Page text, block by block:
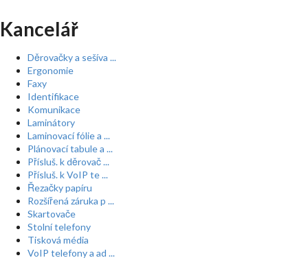
Kancelář
Děrovačky a sešíva ...
Ergonomie
Faxy
Identifikace
Komunikace
Laminátory
Laminovací fólie a ...
Plánovací tabule a ...
Přísluš. k děrovač ...
Přísluš. k VoIP te ...
Řezačky papíru
Rozšířená záruka p ...
Skartovače
Stolní telefony
Tisková média
VoIP telefony a ad ...